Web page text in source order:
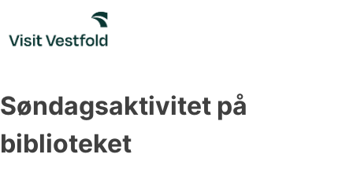
content
Søndagsaktivitet på
biblioteket